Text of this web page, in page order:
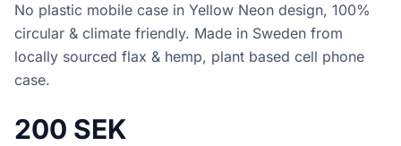
No plastic mobile case in Yellow Neon design, 100%
circular & climate friendly. Made in Sweden from
locally sourced flax & hemp, plant based cell phone
case.
200 SEK